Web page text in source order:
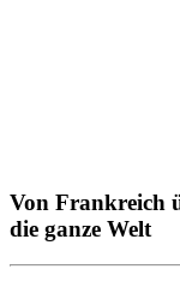
Von Frankreich
die ganze Welt